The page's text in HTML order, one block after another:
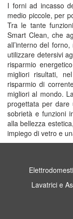
I forni ad incasso
medio piccole, per
Tra le tante
Smart Clean, che
all’interno del
utilizzare detersivi
risparmio
migliori risultati,
risparmio di
migliori al mondo.
progettata per dare
sobrietà e funzioni
alla bellezza
impiego di vetro e
Lavatrici e